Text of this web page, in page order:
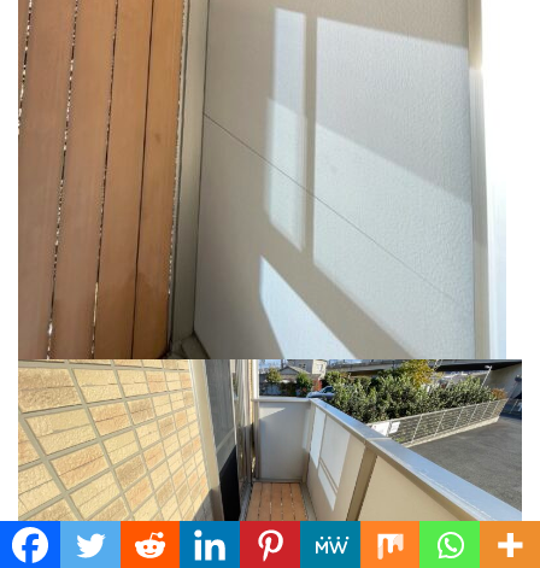
Translate »